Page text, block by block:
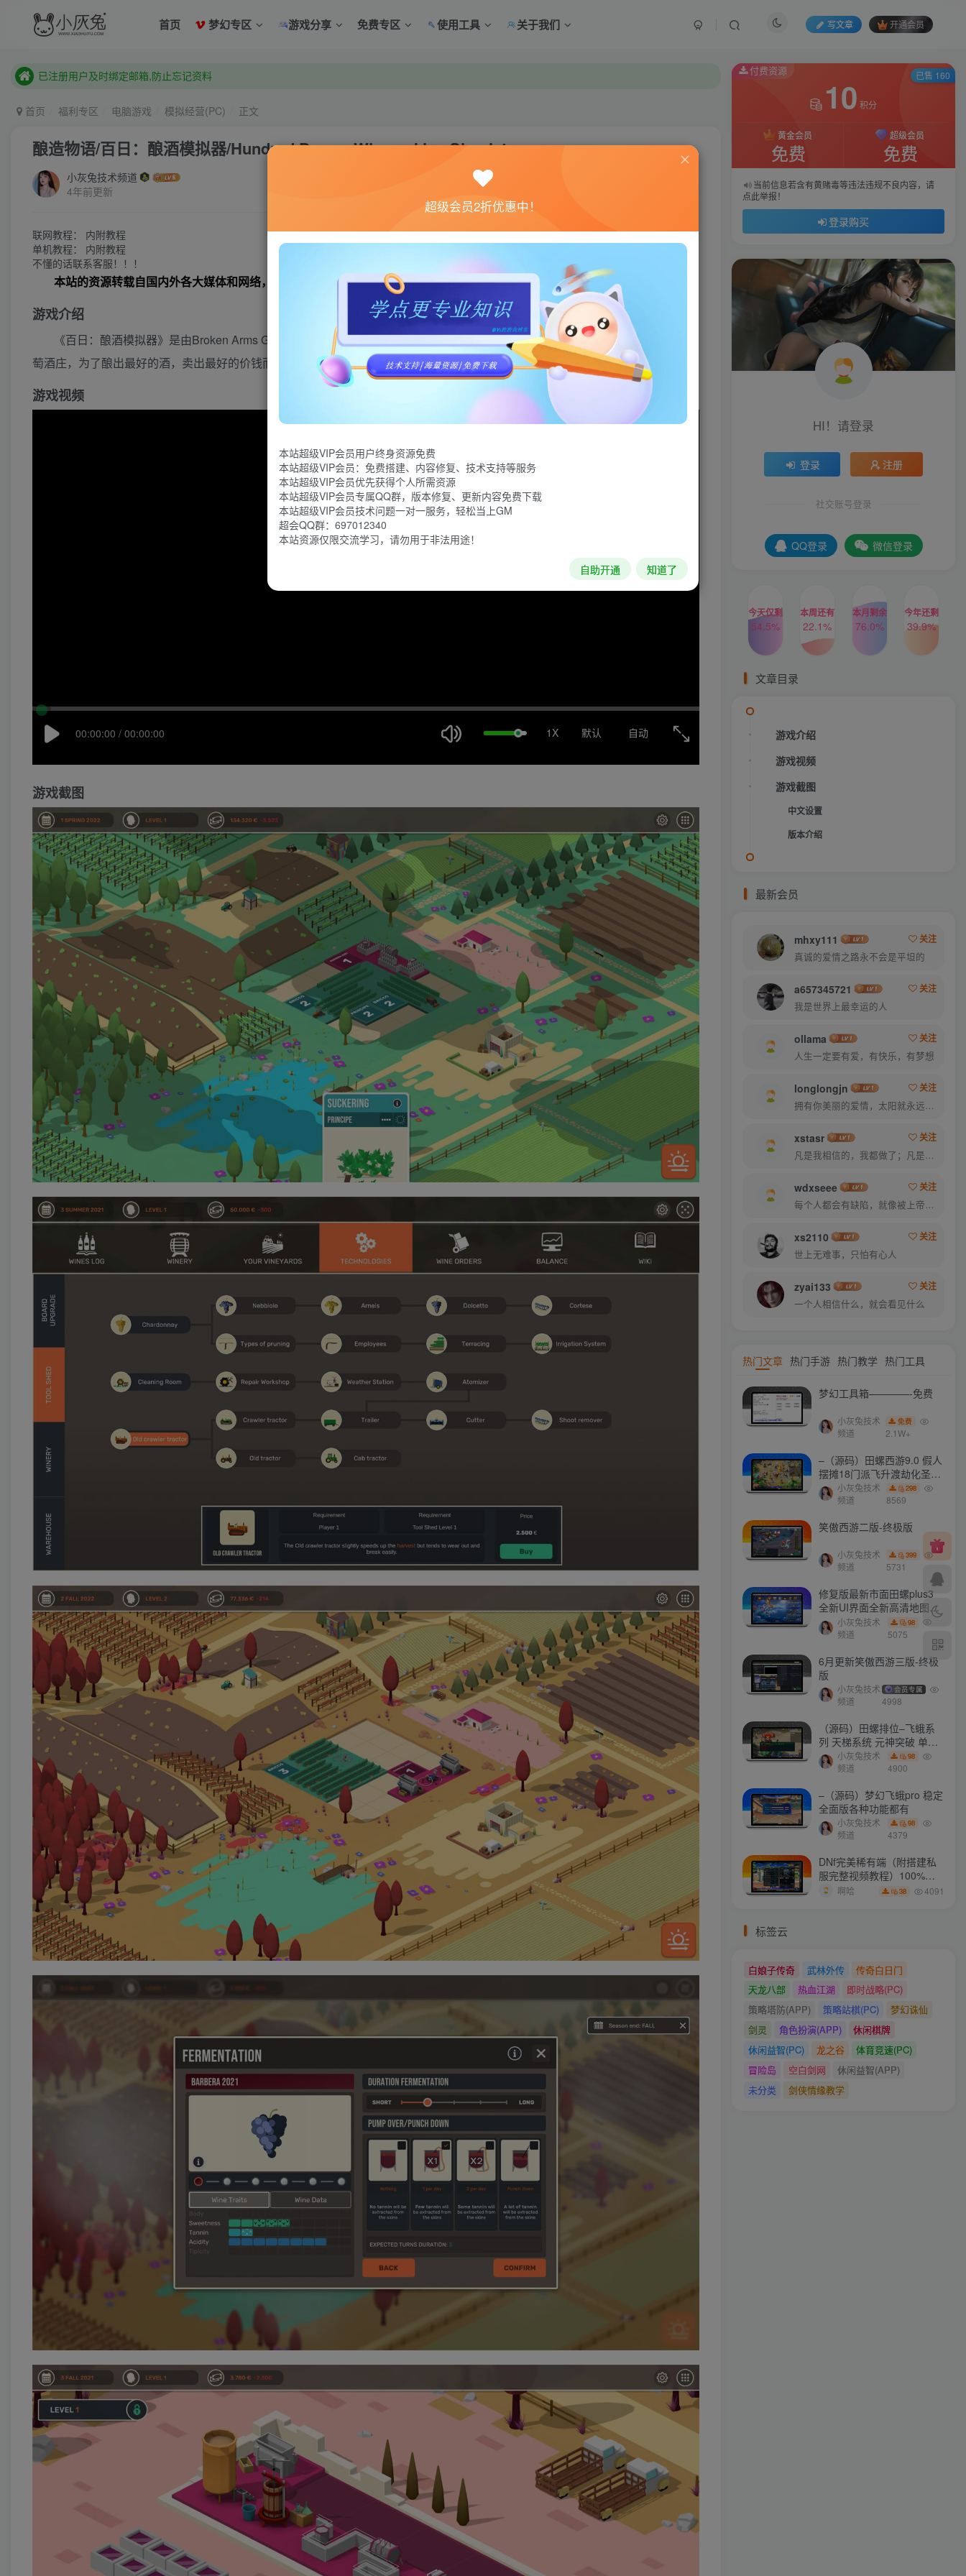
首页 梦幻专区 游戏分享 免费专区 使用工具 关于我们 写文章 开通会员
本站已开启QQ微信快速登录 ,拥有本站会员用户及时请问个人中心绑定！
本站已开启QQ微信快速登录 ,拥有本站会员用户及时请问个人中心绑定！
首页 福利专区 电脑游戏 模拟经营(PC) 正文
酿造物语/百日：酿酒模拟器/Hundred Days – Winemaking Simulator
小灰兔技术频道
4年前更新
联网教程： 内附教程
单机教程： 内附教程
不懂的话联系客服！！！
本站的资源转载自国内外各大媒体和网络，仅供试玩体验。如果您喜欢该游戏内容，请支持正版 →→→正版购买
游戏介绍
《百日：酿酒模拟器》是由Broken Arms Games制作发行的一款风格清新的酿酒模拟经营游戏。在游戏中玩家要经营自己的葡
萄酒庄，为了酿出最好的酒，卖出最好的价钱而付出努力，收获回报。
游戏视频
自动
1X 默认
00:00:00 / 00:00:00
游戏截图
付费资源
10 积分
黄金会员
免费
超级会员
免费
当前信息若含有黄赌毒等违法违规不良内容，请
点此举报！
登录购买
已售 160
HI！请登录
登录 注册
社交账号登录
QQ登录 微信登录
今天仅剩
54.5%
本周还有
22.1%
本月剩余
76.0%
今年还剩
39.9%
文章目录
游戏介绍
游戏视频
游戏截图
中文设置
版本介绍
最新会员
mhxy111
关注
真诚的爱情之路永不会是平坦的
a657345721
关注
我是世界上最幸运的人
ollama
关注
人生一定要有爱，有快乐，有梦想
longlongjn
关注
拥有你美丽的爱情，太阳就永远明媚
xstasr
关注
凡是我相信的，我都做了；凡是我做了的事，都是全身心地投入去做的
wdxseee
关注
每个人都会有缺陷，就像被上帝咬过的苹果，有的人缺陷比较大，正是因为上帝特别喜欢他的芬芳
xs2110
关注
世上无难事，只怕有心人
zyai133
关注
一个人相信什么，就会看见什么
热门文章 热门手游 热门教学 热门工具
梦幻工具箱————-免费
小灰兔技术
频道
免费
2.1W+
–（源码）田螺西游9.0 假人
摆摊18门派飞升渡劫化圣助
战最新BB谛听….
小灰兔技术
频道
298
8569
笑傲西游二版-终极版
小灰兔技术
频道
399
5731
修复版最新市面田螺plus3
全新UI界面全新高清地图18
门派 修复了后门ggeserver
打不开
小灰兔技术
频道
98
5075
6月更新笑傲西游三版-终极
版
小灰兔技术
频道
会员专属
4998
（源码）田螺排位–飞蛾系
列 天梯系统 元神突破 单机
免费 含GM工具
小灰兔技术
频道
98
4900
–（源码）梦幻飞蛾pro 稳定
全面版各种功能都有
小灰兔技术
频道
98
4379
DNf完美稀有端（附搭建私
服完整视频教程）100%可
搭建(附完美端升级补丁)
啊哈 38 4091
标签云
白娘子传奇 武林外传
传奇白日门
天龙八部
热血江湖
即时战略(PC)
策略塔防(APP)
策略站棋(PC)
梦幻诛仙
剑灵
角色扮演(APP)
休闲棋牌
休闲益智(PC)
龙之谷
体育竞速(PC)
冒险岛
空白剑网
休闲益智(APP)
未分类
剑侠情缘教学
超级会员2折优惠中！
本站超级VIP会员用户终身资源免费
本站超级VIP会员：免费搭建、内容修复、技术支持等服务
本站超级VIP会员优先获得个人所需资源
本站超级VIP会员专属QQ群，版本修复、更新内容免费下载
本站超级VIP会员技术问题一对一服务，轻松当上GM
超会QQ群：697012340
本站资源仅限交流学习，请勿用于非法用途！
自助开通 知道了